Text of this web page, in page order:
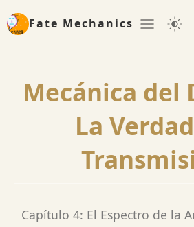
Fate Mechanics
Mecánica del
La
Capítulo 4: El Espectro de la